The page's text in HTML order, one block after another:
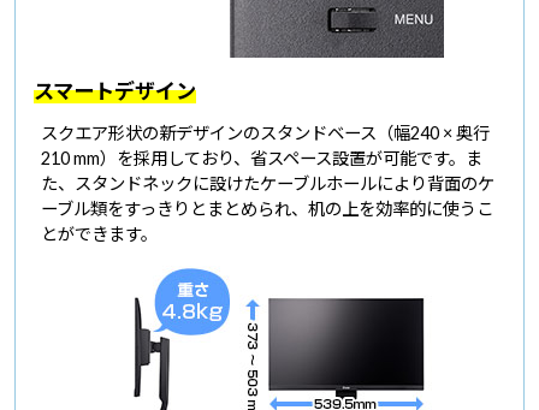
スマートデザイン
スクエア形状の新デザインのスタンドベース（幅240 × 奥行
210 mm）を採用しており、省スペース設置が可能です。ま
た、スタンドネックに設けたケーブルホールにより背面のケ
ーブル類をすっきりとまとめられ、机の上を効率的に使うこ
とができます。